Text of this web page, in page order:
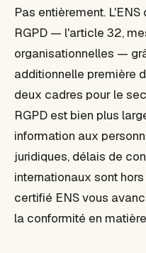
Pas entièrement.
RGPD — l'article 32,
organisationnelles —
additionnelle première
deux cadres pour le
RGPD est bien plus
information aux
juridiques, délais de
internationaux sont
certifié ENS vous
la conformité en